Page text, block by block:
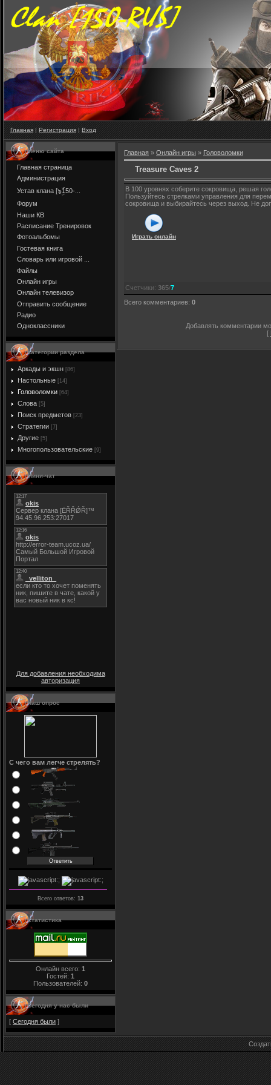
Главная |Регистрация|Вход
Меню сайта
Главная страница
Администрация
Устав клана [๖ۣۜ150-...
Форум
Наши КВ
Расписание Тренировок
Фотоальбомы
Гостевая книга
Словарь или игровой ...
Файлы
Онлайн игры
Онлайн телевизор
Отправить сообщение
Радио
Одноклассники
Категории раздела
Аркады и экшн [86]
Настольные [14]
Головоломки [64]
Слова [5]
Поиск предметов [23]
Стратегии [7]
Другие [5]
Многопользовательские [9]
Мини-чат
Для добавления необходима
авторизация
Наш опрос
С чего вам легче стрелять?
Всего ответов: 13
Статистика
Онлайн всего: 1
Гостей: 1
Пользователей: 0
Сегодня у нас были
[ Сегодня были ]
Главная » Онлайн игры » Головоломки
Treasure Caves 2
В 100 уровнях соберите сокровища, решая
Пользуйтесь стрелками управления для
сокровища и выбирайтесь через выход. Не
Играть онлайн
Счетчики: 365/7
Всего комментариев: 0
Добавлять комментарии
[